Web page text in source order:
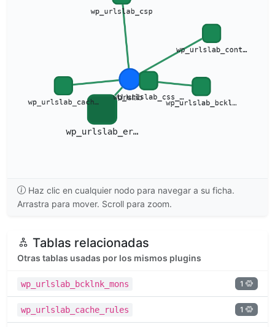
Haz clic en cualquier nodo para navegar a su ficha.
Arrastra para mover. Scroll para zoom.
Tablas relacionadas
Otras tablas usadas por los mismos plugins
wp_urlslab_bcklnk_mons 1
wp_urlslab_cache_rules 1